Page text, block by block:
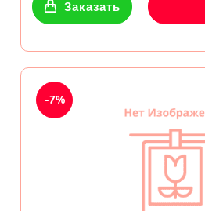
Заказать
-7%